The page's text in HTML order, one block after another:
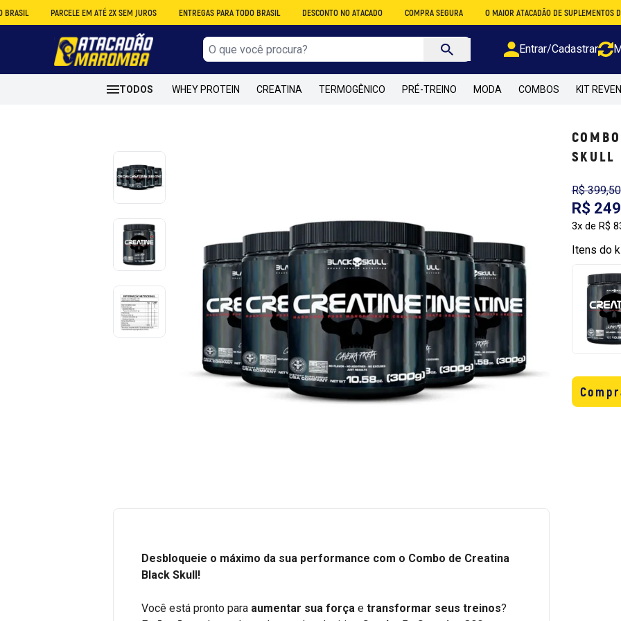
PARCELE EM ATÉ 2X SEM JUROS ENTREGAS PARA TODO BRASIL DESCONTO NO ATACADO COMPRA SEGURA O MAIOR ATACADÃO DE SUPLEMENTOS DO BRASIL
Entrar/Cadastrar
TODOS WHEY PROTEIN CREATINA TERMOGÊNICO PRÉ-TREINO MODA COMBOS KIT
Desbloqueie o máximo da sua performance com o Combo de Creatina
Black Skull!
Você está pronto para aumentar sua força etransformar seus treinos?
SKULL
R$ 399,50
R$
3x de R$
Itens do